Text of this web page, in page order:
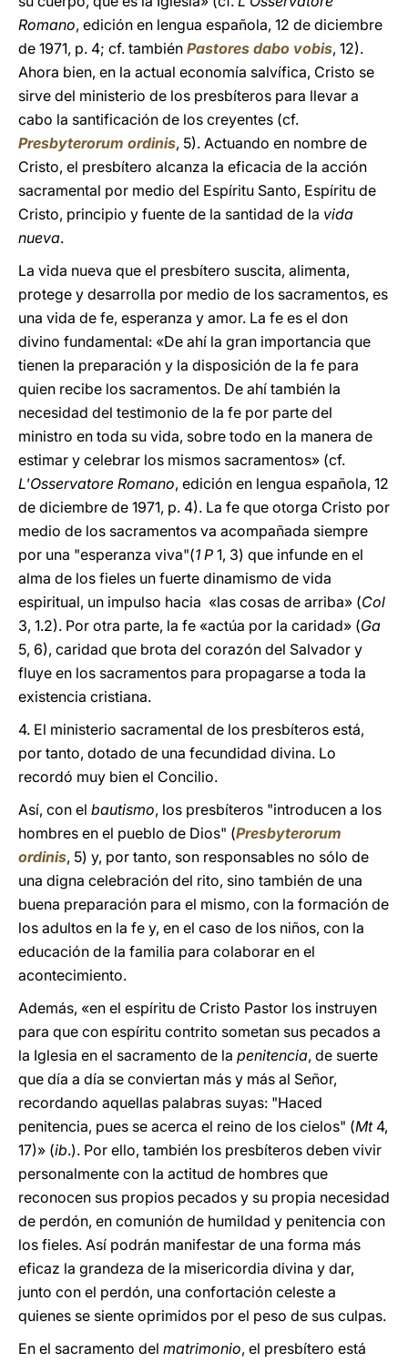
Romano, edición en lengua española, 12 de diciembre
de 1971, p. 4; cf. también Pastores dabo vobis, 12).
Ahora bien, en la actual economía salvífica, Cristo se
sirve del ministerio de los presbíteros para llevar a
cabo la santificación de los creyentes (cf.
Presbyterorum ordinis, 5). Actuando en nombre de
Cristo, el presbítero alcanza la eficacia de la acción
sacramental por medio del Espíritu Santo, Espíritu de
Cristo, principio y fuente de la santidad de la vida
nueva.
La vida nueva que el presbítero suscita, alimenta,
protege y desarrolla por medio de los sacramentos, es
una vida de fe, esperanza y amor. La fe es el don
divino fundamental: «De ahí la gran importancia que
tienen la preparación y la disposición de la fe para
quien recibe los sacramentos. De ahí también la
necesidad del testimonio de la fe por parte del
ministro en toda su vida, sobre todo en la manera de
estimar y celebrar los mismos sacramentos» (cf.
L'Osservatore Romano, edición en lengua española, 12
de diciembre de 1971, p. 4). La fe que otorga Cristo por
medio de los sacramentos va acompañada siempre
por una "esperanza viva"(1 P 1, 3) que infunde en el
alma de los fieles un fuerte dinamismo de vida
espiritual, un impulso hacia «las cosas de arriba» (Col
3, 1.2). Por otra parte, la fe «actúa por la caridad» (Ga
5, 6), caridad que brota del corazón del Salvador y
fluye en los sacramentos para propagarse a toda la
existencia cristiana.
4. El ministerio sacramental de los presbíteros está,
por tanto, dotado de una fecundidad divina. Lo
recordó muy bien el Concilio.
Así, con el bautismo, los presbíteros "introducen a los
hombres en el pueblo de Dios" (Presbyterorum
ordinis, 5) y, por tanto, son responsables no sólo de
una digna celebración del rito, sino también de una
buena preparación para el mismo, con la formación de
los adultos en la fe y, en el caso de los niños, con la
educación de la familia para colaborar en el
acontecimiento.
Además, «en el espíritu de Cristo Pastor los instruyen
para que con espíritu contrito sometan sus pecados a
la Iglesia en el sacramento de la penitencia, de suerte
que día a día se conviertan más y más al Señor,
recordando aquellas palabras suyas: "Haced
penitencia, pues se acerca el reino de los cielos" (Mt4,
17)» (ib.). Por ello, también los presbíteros deben vivir
personalmente con la actitud de hombres que
reconocen sus propios pecados y su propia necesidad
de perdón, en comunión de humildad y penitencia con
los fieles. Así podrán manifestar de una forma más
eficaz la grandeza de la misericordia divina y dar,
junto con el perdón, una confortación celeste a
quienes se siente oprimidos por el peso de sus culpas.
En el sacramento del matrimonio, el presbítero está